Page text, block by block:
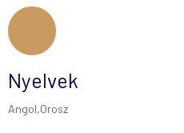
Nyelvek
Angol,Orosz